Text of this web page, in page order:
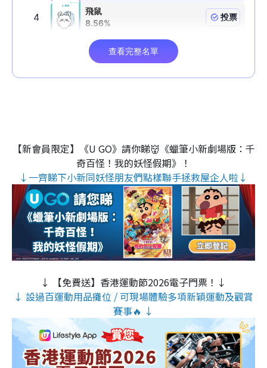
【新會員限定】《U GO》請你睇👹《蠟筆小新劇場版：千
奇百怪！我的妖怪假期》！
↓一齊睇下小新同妖怪朋友們點樣聯手拯救屋企人啦↓
↓ 【免費送】香港運動節2026電子門票！↓
↓ 設過百運動用品攤位 / 可現場體驗多項新穎運動及觀賞
賽事🔥 ↓